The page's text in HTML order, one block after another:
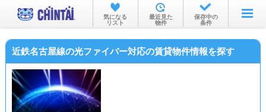
お部屋を探す
沿線・駅から
気になる
リスト
最近見た
物件
保存中の
条件
近鉄名古屋線の光ファイバー対応の賃貸物件情報を探す